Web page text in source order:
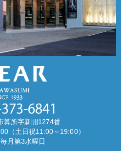
算所字新開1274番
（土日祝11:00～19:00）
月第3水曜日